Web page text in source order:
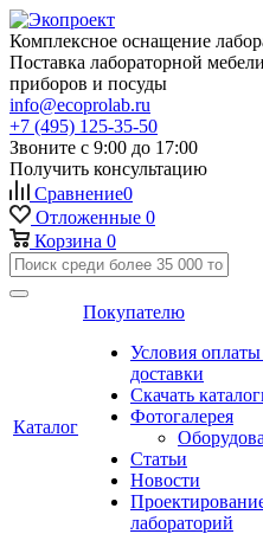
Комплексное оснащение
Поставка лабораторной
приборов и посуды
info@ecoprolab.ru
+7 (495) 125-35-50
Звоните с 9:00 до 17:00
Получить консультацию
Сравнение0
Отложенные 0
Корзина 0
Каталог
Покупателю
Условия
доставки
Скачать
Фотогалерея
Статьи
Новости
лабораторий